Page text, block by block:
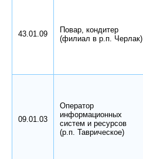
43.01.09
Повар, кондитер
(филиал в р.п. Черлак)
09.01.03
Оператор
информационных
систем и ресурсов
(р.п. Таврическое)